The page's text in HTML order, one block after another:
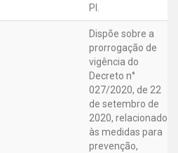
PI.
Dispõe sobre a
prorrogação de
vigência do
Decreto n°
027/2020, de 22
de setembro de
2020, relacionado
às medidas para
prevenção,